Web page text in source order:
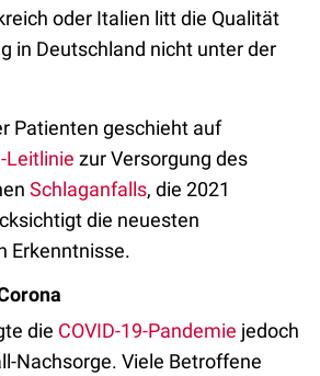
oder Italien litt die Qualität
in Deutschland nicht unter der
Patienten geschieht auf
Leitlinie zur Versorgung des
Schlaganfalls, die 2021
die neuesten
Erkenntnisse.
die COVID-19-Pandemie jedoch
Nachsorge. Viele Betroffene